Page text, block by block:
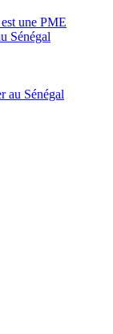
une PME
Sénégal
au Sénégal